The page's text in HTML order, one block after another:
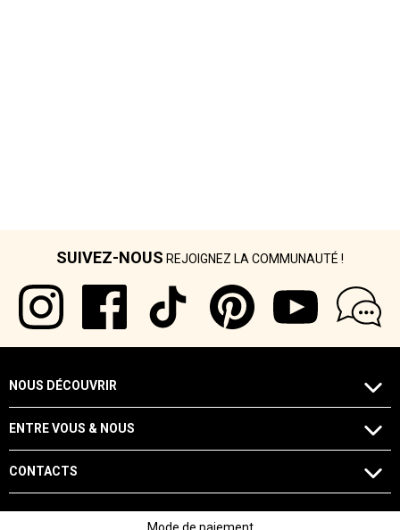
SUIVEZ-NOUS REJOIGNEZ LA COMMUNAUTÉ !
NOUS DÉCOUVRIR
ENTRE VOUS & NOUS
CONTACTS